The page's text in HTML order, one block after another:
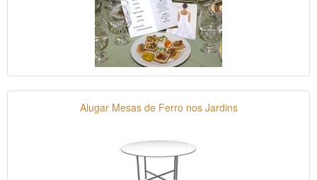
Alugar Mesas de Ferro nos Jardins